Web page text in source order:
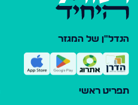
הנדל"ן של המגזר
תפריט ראשי